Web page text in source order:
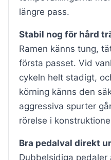
längre pass.
Stabil nog för hård
Ramen känns tung,
första passet. Vid
cykeln helt stadigt,
körning känns den
aggressiva spurter
rörelse i
Bra pedalval direkt
Dubbelsidiga pedaler